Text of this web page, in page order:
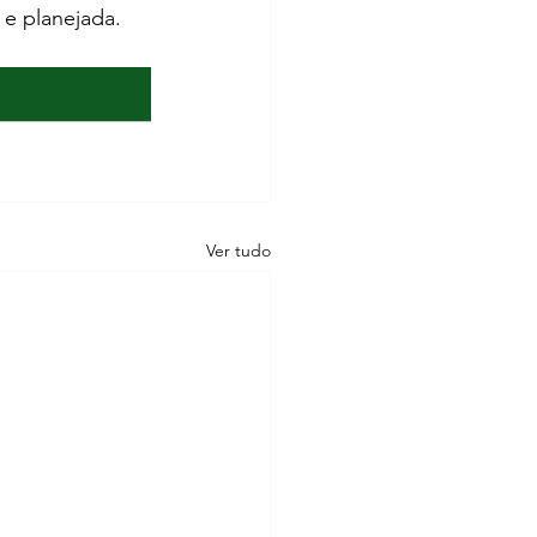
planejada.
Ver tudo